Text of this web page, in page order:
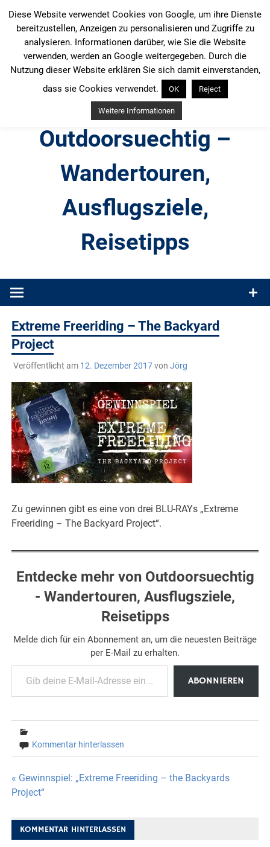
Inhalt
springen
Outdoorsuechtig –
Wandertouren,
Ausflugsziele,
Reisetipps
Produkttests und Buchrezensionen. Ein Blog für alle, die gern
Extreme Freeriding – The Backyard
Project
Veröffentlicht am 12. Dezember 2017von Jörg
Zu gewinnen gibt es eine von drei BLU-RAYs „Extreme
Freeriding – The Backyard Project“.
Entdecke mehr von Outdoorsuechtig
- Wandertouren, Ausflugsziele,
Reisetipps
Melde dich für ein Abonnement an, um die neuesten Beiträge
per E-Mail zu erhalten.
Gib deine E-Mail-Adresse ein ...
ABONNIEREN
Kommentar hinterlassen
Beitragsnavigation
« Gewinnspiel: „Extreme Freeriding – the Backyards
Project“
KOMMENTAR HINTERLASSEN
Diese Website verwendet Cookies von Google, um ihre Dienste
bereitzustellen, Anzeigen zu personalisieren und Zugriffe zu
analysieren. Informationen darüber, wie Sie die Website
verwenden, werden an Google weitergegeben. Durch die
Nutzung dieser Website erklären Sie sich damit einverstanden,
dass sie Cookies verwendet.
OK Reject
Weitere Informationen